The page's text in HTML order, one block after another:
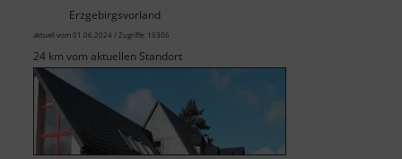
Erzgebirgsvorland
aktuell vom 01.06.2024 / Zugriffe: 10306
24 km vom aktuellen Standort